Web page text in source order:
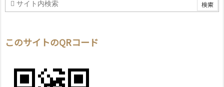
このサイトのQRコード